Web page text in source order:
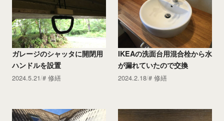
ガレージのシャッタに開閉用
ハンドルを設置
2024.5.21 修繕
IKEAの洗面台用混合栓から水
が漏れていたので交換
2024.2.18 修繕